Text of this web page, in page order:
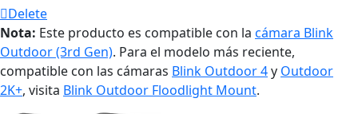
Delete
Nota: Este producto es compatible con la cámara Blink
Outdoor (3rd Gen). Para el modelo más reciente,
compatible con las cámaras Blink Outdoor 4y Outdoor
2K+, visita Blink Outdoor Floodlight Mount.